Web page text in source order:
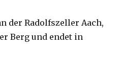
der Radolfszeller Aach,
Berg und endet in